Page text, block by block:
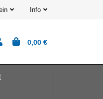
Info
0,00 €